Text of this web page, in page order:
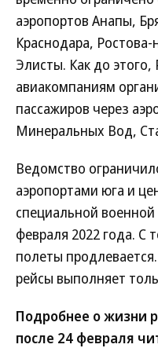
аэропортов Анапы,
Краснодара,
Элисты. Как до
авиакомпаниям
пассажиров через
Минеральных Вод,
Ведомство
аэропортами юга и
специальной
февраля 2022 года. С
полеты
рейсы выполняет
Подробнее о жизни
после 24 февраля